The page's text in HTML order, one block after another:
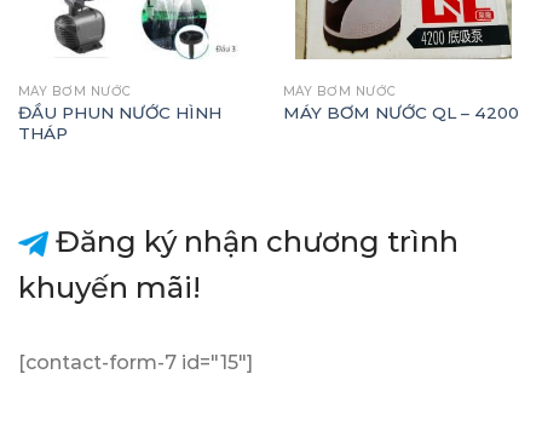
MÁY BƠM NƯỚC
ĐẦU PHUN NƯỚC HÌNH
THÁP
MÁY BƠM NƯỚC
MÁY BƠM NƯỚC QL – 4200
Đăng ký nhận chương trình
khuyến mãi!
[contact-form-7 id="15"]